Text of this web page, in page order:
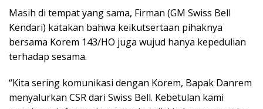
Masih di tempat yang sama, Firman (GM Swiss Bell
Kendari) katakan bahwa keikutsertaan pihaknya
bersama Korem 143/HO juga wujud hanya kepedulian
terhadap sesama.
“Kita sering komunikasi dengan Korem, Bapak Danrem
menyalurkan CSR dari Swiss Bell. Kebetulan kami